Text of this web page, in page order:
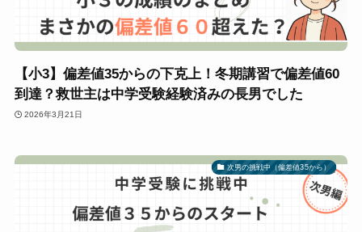
【小3】偏差値35からの下克上！冬期講習で偏差値60
到達？救世主は中学受験経験済みの長男でした
2026年3月21日
次男の挑戦中（偏差値35から）